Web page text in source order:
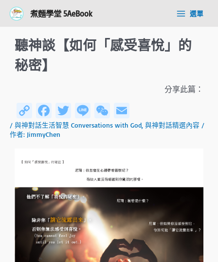
煮麵學堂 5AeBook
Main選單
聽神談【如何「感受喜悅」的
秘密】
分享此篇：
C
o
py
Li
k
Fa
ce
b
o
T
wi
Li
n
W
e
at
m
/ 與神對話生活智慧 Conversations with God 與神對話精選內容 /
作者: JimmyChen
navigation